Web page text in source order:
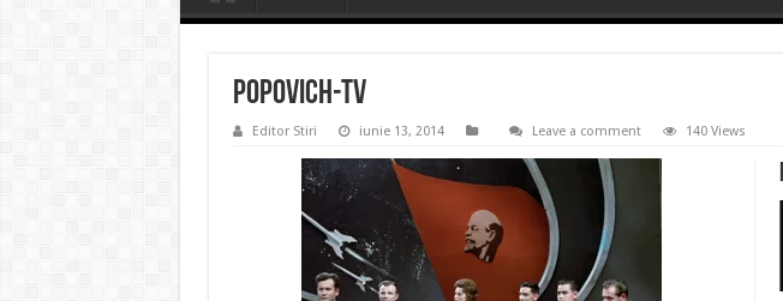
Popovich-TV
Editor Stiri iunie 13, 2014 Leave a comment 140 Views